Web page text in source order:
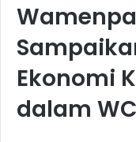
Ekonomi
dalam